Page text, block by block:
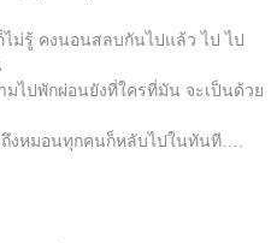
ไม่รู้ คงนอนสลบกันไปแล้ว ไป ไป
ไปพักผ่อนยังที่ใครที่มัน จะเป็นด้วย
ถึงหมอนทุกคนก็หลับไปในทันที….